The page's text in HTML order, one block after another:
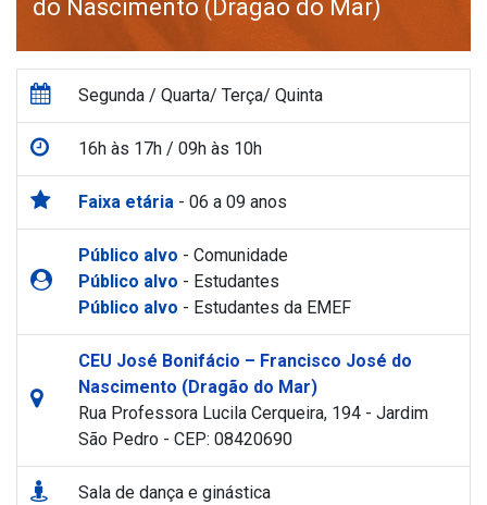
do Nascimento (Dragão do Mar)
Segunda / Quarta/ Terça/ Quinta
16h às 17h / 09h às 10h
Faixa etária - 06 a 09 anos
Público alvo - Comunidade
Público alvo - Estudantes
Público alvo - Estudantes da EMEF
CEU José Bonifácio – Francisco José do
Nascimento (Dragão do Mar)
Rua Professora Lucila Cerqueira, 194 - Jardim
São Pedro - CEP: 08420690
Sala de dança e ginástica